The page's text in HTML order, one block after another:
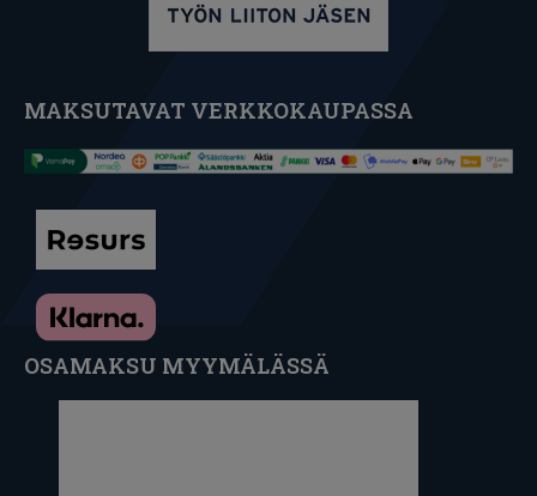
MAKSUTAVAT VERKKOKAUPASSA
OSAMAKSU MYYMÄLÄSSÄ